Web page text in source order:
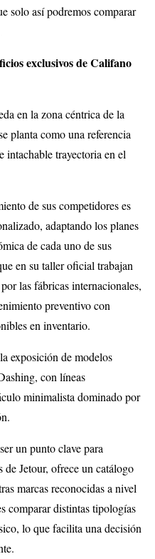
solo así podremos comparar
exclusivos de Califano
en la zona céntrica de la
planta como una referencia
intachable trayectoria en el
de sus competidores es
adaptando los planes
de cada uno de sus
en su taller oficial trabajan
las fábricas internacionales,
preventivo con
en inventario.
exposición de modelos
con líneas
minimalista dominado por
un punto clave para
de Jetour, ofrece un catálogo
marcas reconocidas a nivel
comparar distintas tipologías
lo que facilita una decisión